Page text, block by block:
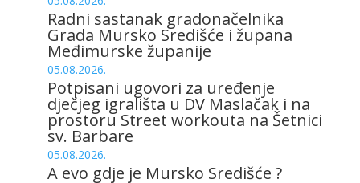
Radni sastanak gradonačelnika
Grada Mursko Središće i župana
Međimurske županije
05.08.2026.
Potpisani ugovori za uređenje
dječjeg igrališta u DV Maslačak i na
prostoru Street workouta na Šetnici
sv. Barbare
05.08.2026.
A evo gdje je Mursko Središće ?